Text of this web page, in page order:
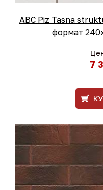
ABC Piz Tasna
формат
7